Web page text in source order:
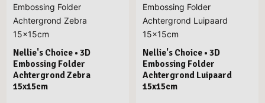
Nellie's Choice • 3D
Embossing Folder
Achtergrond Zebra
15x15cm
Nellie's Choice • 3D
Embossing Folder
Achtergrond Luipaard
15x15cm